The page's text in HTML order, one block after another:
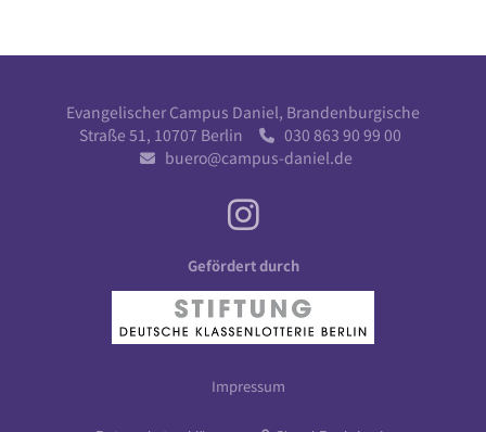
Evangelischer Campus Daniel, Brandenburgische
Straße 51, 10707 Berlin
030 863 90 99 00
 buero@campus-daniel.de
Gefördert durch
Impressum